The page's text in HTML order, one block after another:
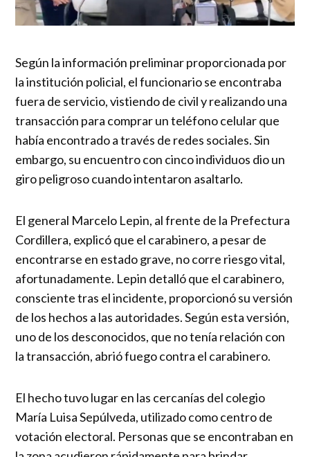
Según la información preliminar proporcionada por
la institución policial, el funcionario se encontraba
fuera de servicio, vistiendo de civil y realizando una
transacción para comprar un teléfono celular que
había encontrado a través de redes sociales. Sin
embargo, su encuentro con cinco individuos dio un
giro peligroso cuando intentaron asaltarlo.
El general Marcelo Lepin, al frente de la Prefectura
Cordillera, explicó que el carabinero, a pesar de
encontrarse en estado grave, no corre riesgo vital,
afortunadamente. Lepin detalló que el carabinero,
consciente tras el incidente, proporcionó su versión
de los hechos a las autoridades. Según esta versión,
uno de los desconocidos, que no tenía relación con
la transacción, abrió fuego contra el carabinero.
El hecho tuvo lugar en las cercanías del colegio
María Luisa Sepúlveda, utilizado como centro de
votación electoral. Personas que se encontraban en